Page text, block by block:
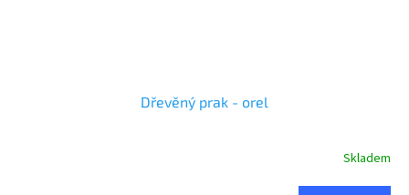
Dřevěný prak - orel
Skladem